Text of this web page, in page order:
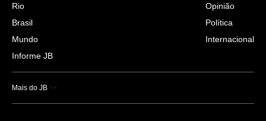
Rio
Brasil
Mundo
Informe JB
Opinião
Política
Internacional
Mais do JB
Esportes